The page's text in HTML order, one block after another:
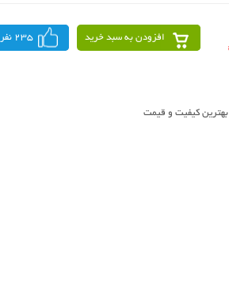
افزودن به سبد خرید 235 نفر
بهترین کیفیت و قیمت